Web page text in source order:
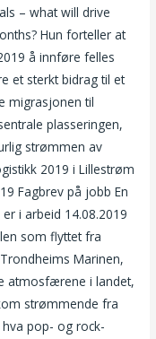
– what will drive
Hun forteller at
å innføre felles
et sterkt bidrag til et
migrasjonen til
plasseringen,
strømmen av
2019 i Lillestrøm
Fagbrev på jobb En
i arbeid 14.08.2019
som flyttet fra
Marinen,
atmosfærene i landet,
strømmende fra
pop- og rock-